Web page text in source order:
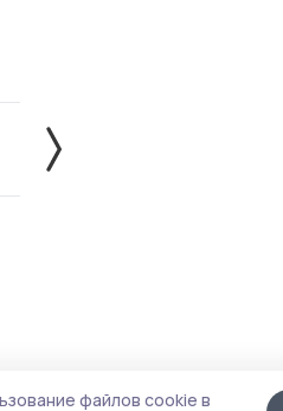
Жердевский округ
файлов cookie в